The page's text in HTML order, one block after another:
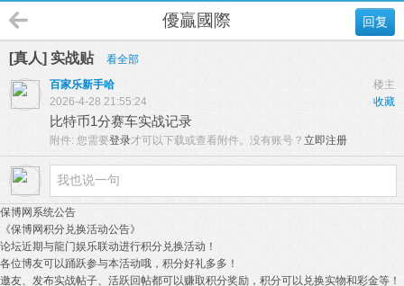
回复
優贏國際
[真人] 实战贴
看全部
楼主
百家乐新手哈
收藏
2026-4-28 21:55:24
比特币1分赛车实战记录
附件: 您需要登录才可以下载或查看附件。没有账号？ 立即注册
保博网系统公告
《保博网积分兑换活动公告》
论坛近期与龍门娱乐联动进行积分兑换活动！
各位博友可以踊跃参与本活动哦，积分好礼多多！
邀友、发布实战帖子、活跃回帖都可以赚取积分奖励，积分可以兑换实物和彩金等！